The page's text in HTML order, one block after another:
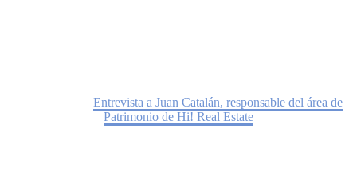
Entrevista a Juan Catalán, responsable del área de
Patrimonio de Hi! Real Estate